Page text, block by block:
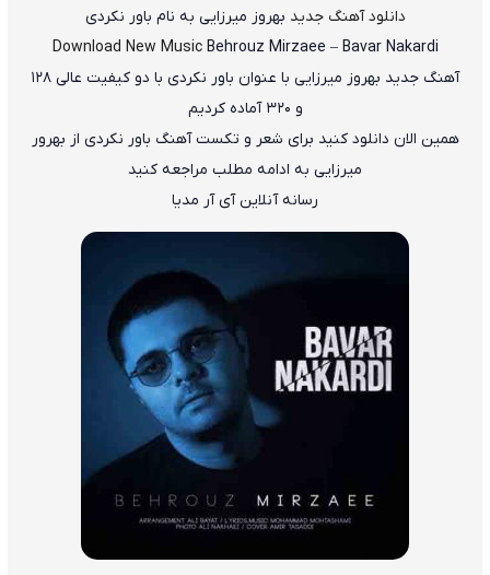
دانلود آهنگ جدید بهروز میرزایی به نام باور نکردی
Download New Music Behrouz Mirzaee – Bavar Nakardi
آهنگ جدید بهروز میرزایی با عنوان باور نکردی
با دو کیفیت عالی ۱۲۸
و ۳۲۰ آماده کردیم
همین الان دانلود کنید برای شعر و تکست آهنگ باور نکردی از بهرور
میرزایی به ادامه مطلب مراجعه کنید
رسانه آنلاین آی آر مدیا